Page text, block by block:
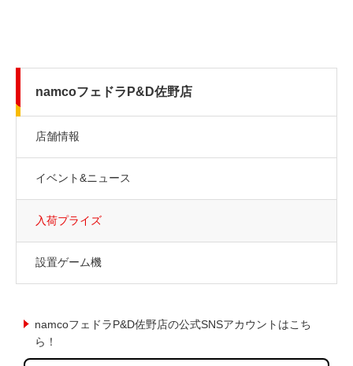
namcoフェドラP&D佐野店
店舗情報
イベント&ニュース
入荷プライズ
設置ゲーム機
namcoフェドラP&D佐野店の公式SNSアカウントはこち
ら！